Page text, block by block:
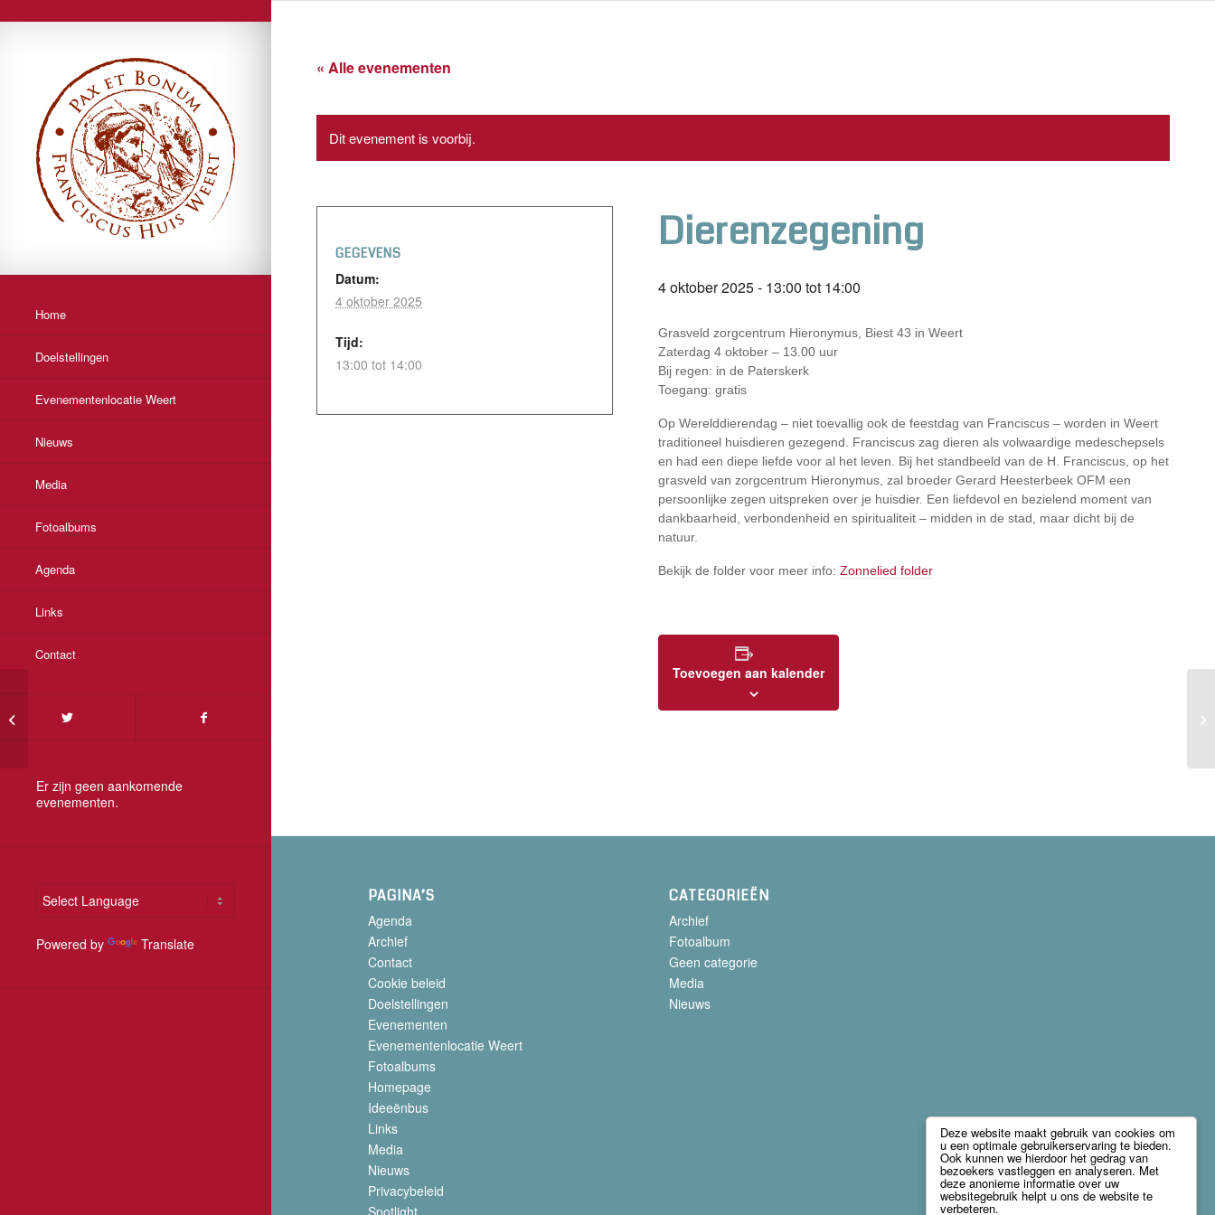
Home
Doelstellingen
Evenementenlocatie Weert
Nieuws
Media
Fotoalbums
Agenda
Links
Contact
Er zijn geen aankomende
evenementen.
Powered by Translate
« Alle evenementen
Dit evenement is voorbij.
Dierenzegening
4 oktober 2025 - 13:00 tot 14:00
Grasveld zorgcentrum Hieronymus, Biest 43 in Weert
Zaterdag 4 oktober – 13.00 uur
Bij regen: in de Paterskerk
Toegang: gratis
Op Werelddierendag – niet toevallig ook de feestdag van Franciscus – worden in Weert
traditioneel huisdieren gezegend. Franciscus zag dieren als volwaardige medeschepsels
en had een diepe liefde voor al het leven. Bij het standbeeld van de H. Franciscus, op het
grasveld van zorgcentrum Hieronymus, zal broeder Gerard Heesterbeek OFM een
persoonlijke zegen uitspreken over je huisdier. Een liefdevol en bezielend moment van
dankbaarheid, verbondenheid en spiritualiteit – midden in de stad, maar dicht bij de
natuur.
Bekijk de folder voor meer info: Zonnelied folder
Toevoegen aan kalender
GEGEVENS
Datum:
4 oktober 2025
Tijd:
13:00 tot 14:00
PAGINA’S
Agenda
Archief
Contact
Cookie beleid
Doelstellingen
Evenementen
Evenementenlocatie Weert
Fotoalbums
Homepage
Ideeënbus
Links
Media
Nieuws
Privacybeleid
Spotlight
CATEGORIEËN
Archief
Fotoalbum
Geen categorie
Media
Nieuws
Hout te gast bij
Deze website maakt gebruik van cookies om
u een optimale gebruikerservaring te bieden.
Ook kunnen we hierdoor het gedrag van
bezoekers vastleggen en analyseren. Met
deze anonieme informatie over uw
websitegebruik helpt u ons de website te
verbeteren.